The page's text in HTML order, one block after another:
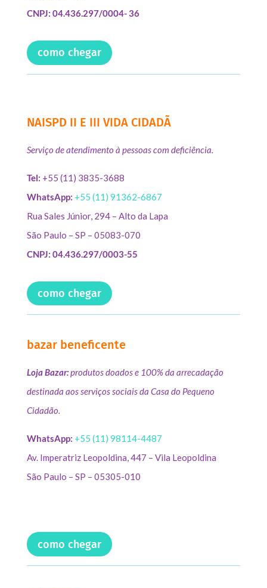
CNPJ: 04.436.297/0004- 36
como chegar
NAISPD II E III VIDA CIDADÃ
Serviço de atendimento à pessoas com deficiência.
Tel: +55 (11) 3835-3688
WhatsApp: +55 (11) 91362-6867
Rua Sales Júnior, 294 – Alto da Lapa
São Paulo – SP – 05083-070
CNPJ: 04.436.297/0003-55
como chegar
bazar beneficente
Loja Bazar:produtos doados e 100% da arrecadação
destinada aos serviços sociais da Casa do Pequeno
Cidadão.
WhatsApp: +55 (11) 98114-4487
Av. Imperatriz Leopoldina, 447 – Vila Leopoldina
São Paulo – SP – 05305-010
como chegar